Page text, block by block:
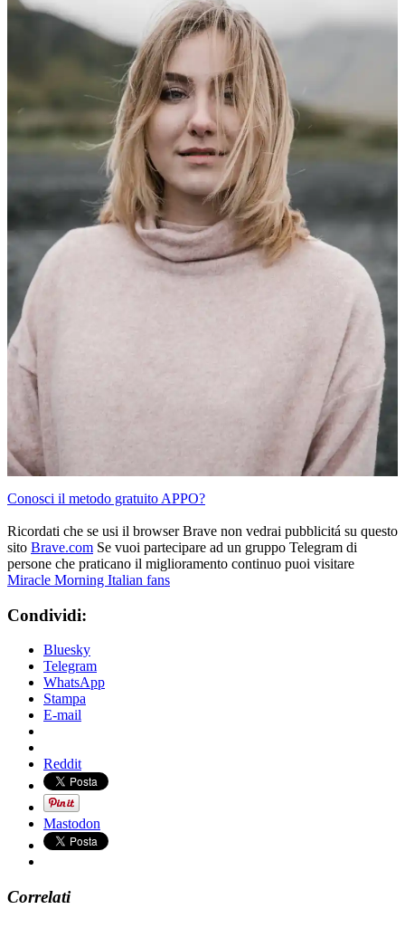
Conosci il metodo gratuito APPO?
Ricordati che se usi il browser Brave non vedrai pubblicitá su questo
sito Brave.com Se vuoi partecipare ad un gruppo Telegram di
persone che praticano il miglioramento continuo puoi visitare
Miracle Morning Italian fans
Condividi:
Bluesky
Telegram
WhatsApp
Stampa
E-mail
Reddit
Mastodon
Correlati